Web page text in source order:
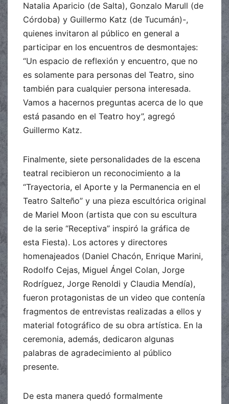
Natalia Aparicio (de Salta), Gonzalo Marull (de
Córdoba) y Guillermo Katz (de Tucumán)-,
quienes invitaron al público en general a
participar en los encuentros de desmontajes:
“Un espacio de reflexión y encuentro, que no
es solamente para personas del Teatro, sino
también para cualquier persona interesada.
Vamos a hacernos preguntas acerca de lo que
está pasando en el Teatro hoy”, agregó
Guillermo Katz.
Finalmente, siete personalidades de la escena
teatral recibieron un reconocimiento a la
“Trayectoria, el Aporte y la Permanencia en el
Teatro Salteño” y una pieza escultórica original
de Mariel Moon (artista que con su escultura
de la serie “Receptiva” inspiró la gráfica de
esta Fiesta). Los actores y directores
homenajeados (Daniel Chacón, Enrique Marini,
Rodolfo Cejas, Miguel Ángel Colan, Jorge
Rodríguez, Jorge Renoldi y Claudia Mendía),
fueron protagonistas de un video que contenía
fragmentos de entrevistas realizadas a ellos y
material fotográfico de su obra artística. En la
ceremonia, además, dedicaron algunas
palabras de agradecimiento al público
presente.
De esta manera quedó formalmente